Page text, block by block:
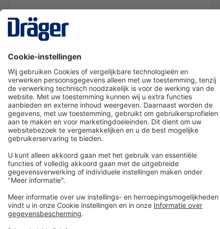
Dräger klantenservice
Over Dräger
Bestellen in onze webshop
Community